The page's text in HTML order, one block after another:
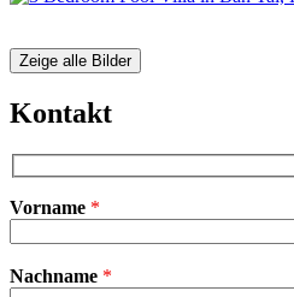
Zeige alle Bilder
Kontakt
Vorname *
lasse
Nachname *